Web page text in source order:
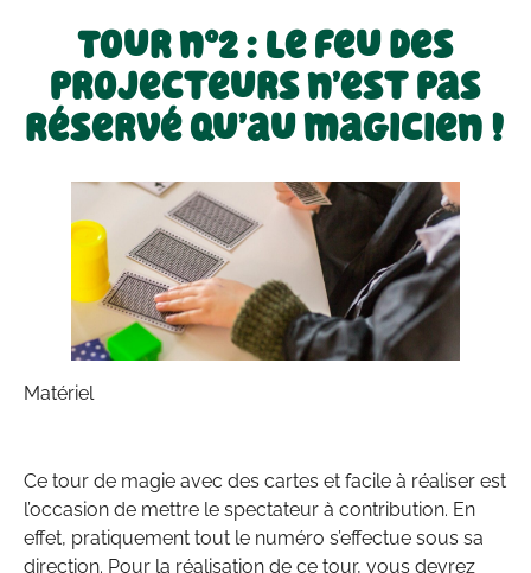
Tour n°2 : Le feu des
projecteurs n’est pas
réservé qu’au magicien !
Matériel
Ce tour de magie avec des cartes et facile à réaliser est
l’occasion de mettre le spectateur à contribution. En
effet, pratiquement tout le numéro s’effectue sous sa
direction. Pour la réalisation de ce tour, vous devrez